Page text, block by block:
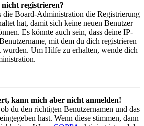
registrieren?
die Board-Administration die Registrierung
hat, damit sich keine neuen Benutzer
Es könnte auch sein, dass deine IP-
mit dem du dich registrieren
wurden. Um Hilfe zu erhalten, wende dich
kann mich aber nicht anmelden!
du den richtigen Benutzernamen und das
hast. Wenn diese stimmen, dann